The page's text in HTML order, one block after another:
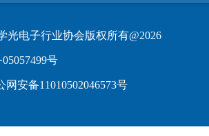
光电子行业协会版权所有@2026
号
网安备11010502046573号